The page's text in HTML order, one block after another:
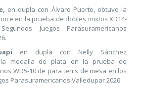
en dupla con Álvaro Puerto, obtuvo la
en la prueba de dobles mixtos XD14-
Juegos Parasuramericanos
en dupla con Nelly Sánchez
la medalla de plata en la prueba de
WD5-10 de para tenis de mesa en los
Parasuramericanos Valledupar 2026.